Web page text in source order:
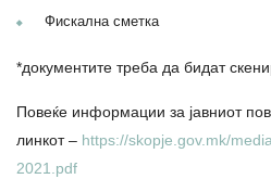
Фискална сметка
*документите треба да бидат
Повеќе информации за јавниот
линкот – https://skopje.gov.mk/
2021.pdf